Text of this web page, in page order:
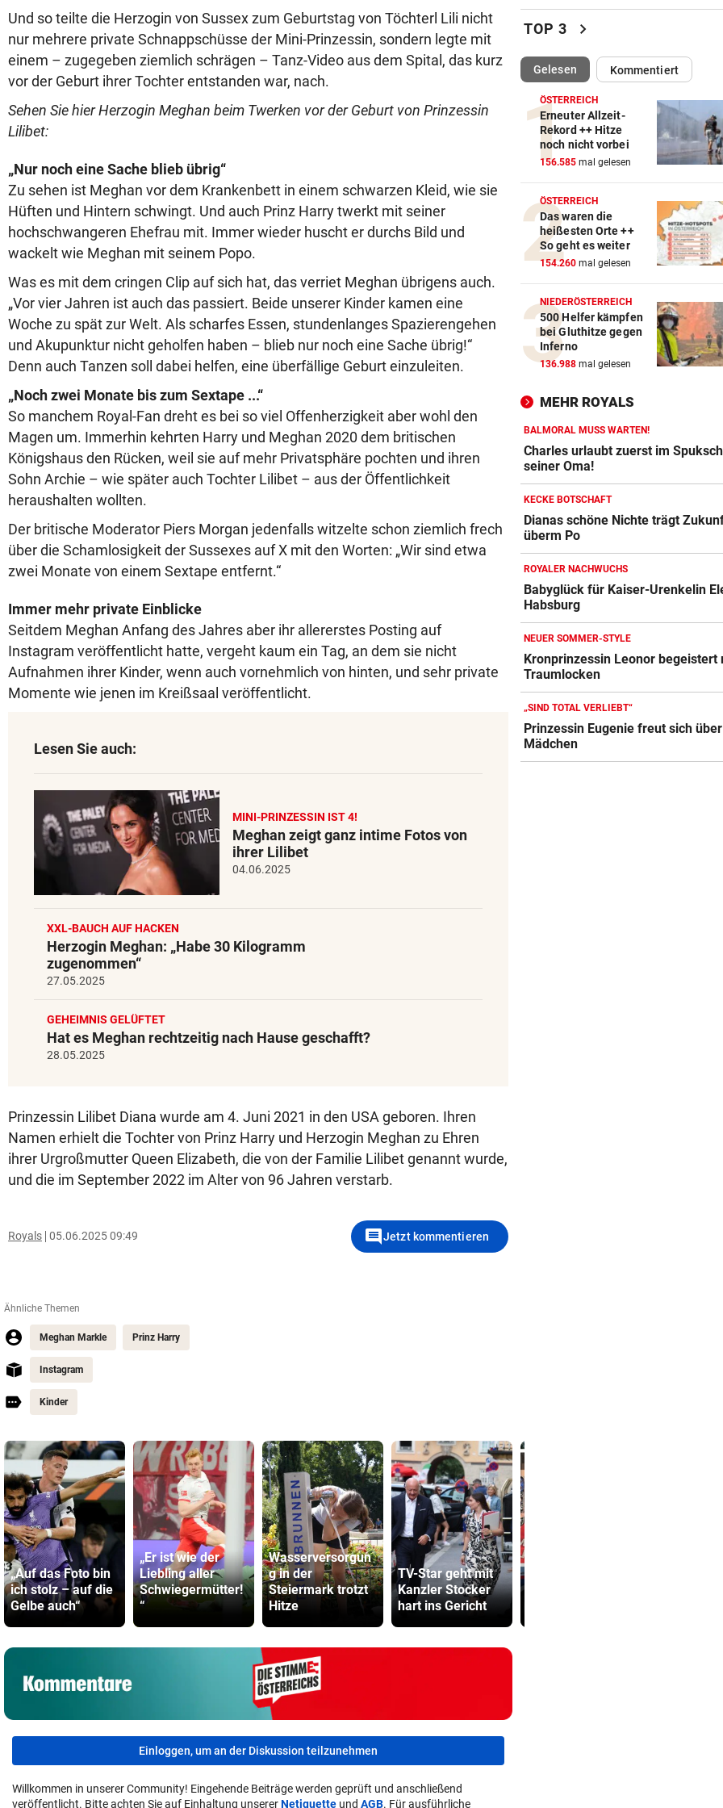
Und so teilte die Herzogin von Sussex zum Geburtstag von Töchterl Lili nicht
nur mehrere private Schnappschüsse der Mini-Prinzessin, sondern legte mit
einem – zugegeben ziemlich schrägen – Tanz-Video aus dem Spital, das kurz
vor der Geburt ihrer Tochter entstanden war, nach.
Sehen Sie hier Herzogin Meghan beim Twerken vor der Geburt von Prinzessin
Lilibet:
„Nur noch eine Sache blieb übrig“
Zu sehen ist Meghan vor dem Krankenbett in einem schwarzen Kleid, wie sie
Hüften und Hintern schwingt. Und auch Prinz Harry twerkt mit seiner
hochschwangeren Ehefrau mit. Immer wieder huscht er durchs Bild und
wackelt wie Meghan mit seinem Popo.
Was es mit dem cringen Clip auf sich hat, das verriet Meghan übrigens auch.
„Vor vier Jahren ist auch das passiert. Beide unserer Kinder kamen eine
Woche zu spät zur Welt. Als scharfes Essen, stundenlanges Spazierengehen
und Akupunktur nicht geholfen haben – blieb nur noch eine Sache übrig!“
Denn auch Tanzen soll dabei helfen, eine überfällige Geburt einzuleiten.
„Noch zwei Monate bis zum Sextape ...“
So manchem Royal-Fan dreht es bei so viel Offenherzigkeit aber wohl den
Magen um. Immerhin kehrten Harry und Meghan 2020 dem britischen
Königshaus den Rücken, weil sie auf mehr Privatsphäre pochten und ihren
Sohn Archie – wie später auch Tochter Lilibet – aus der Öffentlichkeit
heraushalten wollten.
Der britische Moderator Piers Morgan jedenfalls witzelte schon ziemlich frech
über die Schamlosigkeit der Sussexes auf X mit den Worten: „Wir sind etwa
zwei Monate von einem Sextape entfernt.“
Immer mehr private Einblicke
Seitdem Meghan Anfang des Jahres aber ihr allererstes Posting auf
Instagram veröffentlicht hatte, vergeht kaum ein Tag, an dem sie nicht
Aufnahmen ihrer Kinder, wenn auch vornehmlich von hinten, und sehr private
Momente wie jenen im Kreißsaal veröffentlicht.
Lesen Sie auch:
MINI-PRINZESSIN IST 4!
Meghan zeigt ganz intime Fotos von
ihrer Lilibet
04.06.2025
XXL-BAUCH AUF HACKEN
Herzogin Meghan: „Habe 30 Kilogramm
zugenommen“
27.05.2025
GEHEIMNIS GELÜFTET
Hat es Meghan rechtzeitig nach Hause geschafft?
28.05.2025
Prinzessin Lilibet Diana wurde am 4. Juni 2021 in den USA geboren. Ihren
Namen erhielt die Tochter von Prinz Harry und Herzogin Meghan zu Ehren
ihrer Urgroßmutter Queen Elizabeth, die von der Familie Lilibet genannt wurde,
und die im September 2022 im Alter von 96 Jahren verstarb.
Royals 05.06.2025 09:49 commentJetzt kommentieren
Ähnliche Themen
Meghan Markle Prinz Harry
Instagram
Kinder
„Auf das Foto bin
ich stolz – auf die
Gelbe auch“
„Er ist wie der
Liebling aller
Schwiegermütter!
“
Wasserversorgun
g in der
Steiermark trotzt
Hitze
TV-Star geht mit
Kanzler Stocker
hart ins Gericht
Einloggen, um an der Diskussion teilzunehmen
Willkommen in unserer Community! Eingehende Beiträge werden geprüft und anschließend
veröffentlicht. Bitte achten Sie auf Einhaltung unsererNetiquette und AGB. Für ausführliche
Marco Kasper: „Brenne fürs
Eishockey wie mit 16!“
NÄCHSTER FINNE KOMMT
Pioneers werden immer
den „Pioneerit“
SEIDL UND CO. BESTÜRZT vor
Todes-Drama um Fan!
im Trauerflor
TAUZIEHEN UM BEAMTE vor
„Müssen Personalnot bei
in Wien ausbaden!“
HANDYS UND DROGEN
Justizmitarbeiterin als
Schmugglerin aus Liebe?
HÖHERE PARKGEBÜHREN vor
Tirols Steuerzahler
PSYCHOGRAMM DES TÄTERS vor
Wie Mörder Afaq K. nachts
mit Kamera jagte
730 TIERE GERETTET vor
Den Fischlein im Bach geht
das Wasser aus
TOP 3 chevron_right
Gelesen(ausgewählt)Kommentiert
ÖSTERREICH
Erneuter Allzeit-
Rekord ++ Hitze
noch nicht vorbei
156.585 mal gelesen
ÖSTERREICH
Das waren die
heißesten Orte ++
So geht es weiter
154.260 mal gelesen
NIEDERÖSTERREICH
500 Helfer kämpfen
bei Gluthitze gegen
Inferno
136.988 mal gelesen
MEHR ROYALS
BALMORAL MUSS WARTEN!
Charles urlaubt zuerst im
seiner Oma!
KECKE BOTSCHAFT
Dianas schöne Nichte trägt
überm Po
ROYALER NACHWUCHS
Babyglück für Kaiser-Urenkelin
Habsburg
NEUER SOMMER-STYLE
Kronprinzessin Leonor begeistert
Traumlocken
„SIND TOTAL VERLIEBT“
Prinzessin Eugenie freut sich
Mädchen